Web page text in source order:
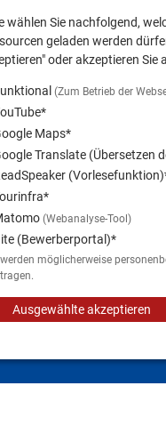
Impressum
wählen Sie nachfolgend,
geladen werden
oder akzeptieren Sie
(Zum Betrieb der
Maps*
Translate (Übersetzen
(Webanalyse-Tool)
(Bewerberportal)*
möglicherweise
Ausgewählte akzeptieren